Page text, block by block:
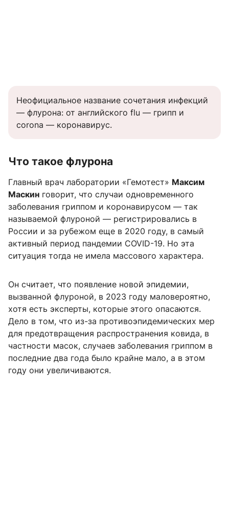
Неофициальное название сочетания инфекций
— флурона: от английского flu — грипп и
corona — коронавирус.
Что такое флурона
Главный врач лаборатории «Гемотест» Максим
Маскин говорит, что случаи одновременного
заболевания гриппом и коронавирусом — так
называемой флуроной — регистрировались в
России и за рубежом еще в 2020 году, в самый
активный период пандемии COVID-19. Но эта
ситуация тогда не имела массового характера.
Он считает, что появление новой эпидемии,
вызванной флуроной, в 2023 году маловероятно,
хотя есть эксперты, которые этого опасаются.
Дело в том, что из-за противоэпидемических мер
для предотвращения распространения ковида, в
частности масок, случаев заболевания гриппом в
последние два года было крайне мало, а в этом
году они увеличиваются.